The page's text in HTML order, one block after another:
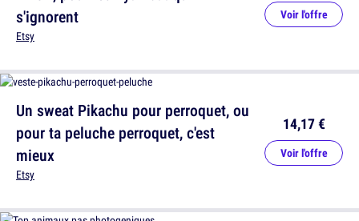
Un sweat Pikachu pour perroquet, ou
pour ta peluche perroquet, c'est
mieux
Etsy
14,17 €
Voir l'offre
s'ignorent
Etsy
Voir l'offre